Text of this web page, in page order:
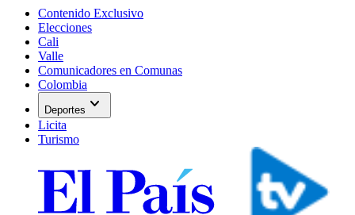
Contenido Exclusivo
Elecciones
Cali
Valle
Comunicadores en Comunas
Colombia
Deportes expand_more
Licita
Turismo